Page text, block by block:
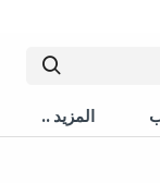
المزيد ..